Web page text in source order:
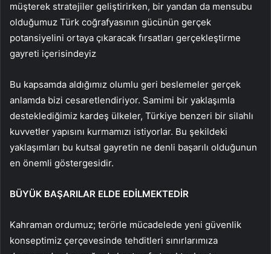
müşterek stratejiler geliştirirken, bir yandan da mensubu
olduğumuz Türk coğrafyasının gücünün gerçek
potansiyelini ortaya çıkaracak fırsatları gerçekleştirme
gayreti içerisindeyiz
Bu kapsamda aldığımız olumlu geri beslemeler gerçek
anlamda bizi cesaretlendiriyor. Samimi bir yaklaşımla
desteklediğimiz kardeş ülkeler, Türkiye benzeri bir silahlı
kuvvetler yapısını kurmamızı istiyorlar. Bu şekildeki
yaklaşımları bu kutsal gayretin ne denli başarılı olduğunun
en önemli göstergesidir.
BÜYÜK BAŞARILAR ELDE EDİLMEKTEDİR
Kahraman ordumuz; terörle mücadelede yeni güvenlik
konseptimiz çerçevesinde tehditleri sınırlarımıza